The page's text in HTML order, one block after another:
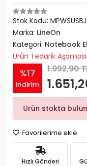
Stok Kodu:
Marka: LineOn
Kategori: Notebook
Ürün Tedarik
%17
indirim
1.992,90
Ürün stokta
Favorilerime ekle
Hızlı Gönderi